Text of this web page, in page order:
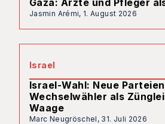
Jasmin Arémi, 1. August 2026
Israel
Israel-Wahl: Neue
Wechselwähler als
Waage
Marc Neugröschel, 31. Juli 2026